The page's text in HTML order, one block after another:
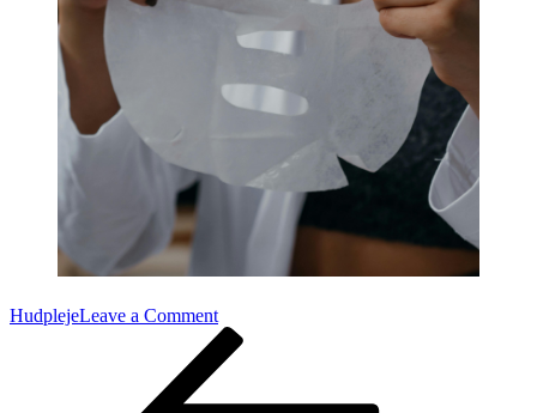
HudplejeLeave a Commenton
Hvad
er
hudpleje?
Indlægsnavigation